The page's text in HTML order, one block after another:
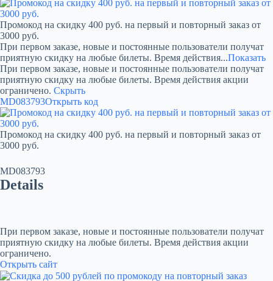
Промокод на скидку 400 руб. на первый и повторный заказ от
3000 руб.
При первом заказе, новые и постоянные пользователи получат
приятную скидку на любые билеты. Время действия...Показать
При первом заказе, новые и постоянные пользователи получат
приятную скидку на любые билеты. Время действия акции
ограничено. Скрыть
MD083793Открыть код
Промокод на скидку 400 руб. на первый и повторный заказ от
3000 руб.
MD083793
Details
При первом заказе, новые и постоянные пользователи получат
приятную скидку на любые билеты. Время действия акции
ограничено.
Открыть сайт